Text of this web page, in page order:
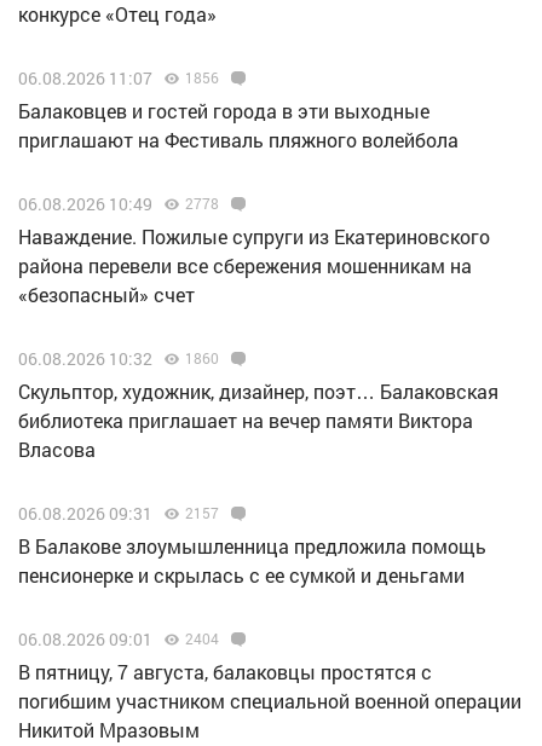
конкурсе «Отец года»
06.08.2026 11:07 1856
Балаковцев и гостей города в эти выходные
приглашают на Фестиваль пляжного волейбола
06.08.2026 10:49 2778
Наваждение. Пожилые супруги из Екатериновского
района перевели все сбережения мошенникам на
«безопасный» счет
06.08.2026 10:32 1860
Скульптор, художник, дизайнер, поэт… Балаковская
библиотека приглашает на вечер памяти Виктора
Власова
06.08.2026 09:31 2157
В Балакове злоумышленница предложила помощь
пенсионерке и скрылась с ее сумкой и деньгами
06.08.2026 09:01 2404
В пятницу, 7 августа, балаковцы простятся с
погибшим участником специальной военной операции
Никитой Мразовым